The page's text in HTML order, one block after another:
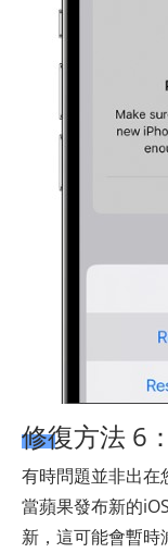
修復方法 6
有時問題並非出在
當蘋果發布新的
新，這可能會暫